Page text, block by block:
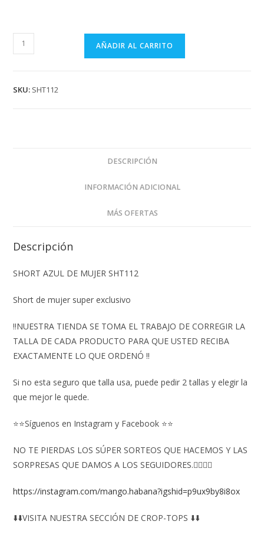
SHORT
AZUL
AÑADIR AL CARRITO
SKU: SHT112
DESCRIPCIÓN
INFORMACIÓN ADICIONAL
MÁS OFERTAS
Descripción
SHORT AZUL DE MUJER SHT112
Short de mujer super exclusivo
‼️NUESTRA TIENDA SE TOMA EL TRABAJO DE CORREGIR LA
TALLA DE CADA PRODUCTO PARA QUE USTED RECIBA
EXACTAMENTE LO QUE ORDENÓ ‼️
Si no esta seguro que talla usa, puede pedir 2 tallas y elegir la
que mejor le quede.
⭐⭐Síguenos en Instagram y Facebook ⭐⭐
NO TE PIERDAS LOS SÚPER SORTEOS QUE HACEMOS Y LAS
SORPRESAS QUE DAMOS A LOS SEGUIDORES.👇🏻👇🏻
https://instagram.com/mango.habana?igshid=p9ux9by8i8ox
⬇️⬇️VISITA NUESTRA SECCIÓN DE CROP-TOPS ⬇️⬇️